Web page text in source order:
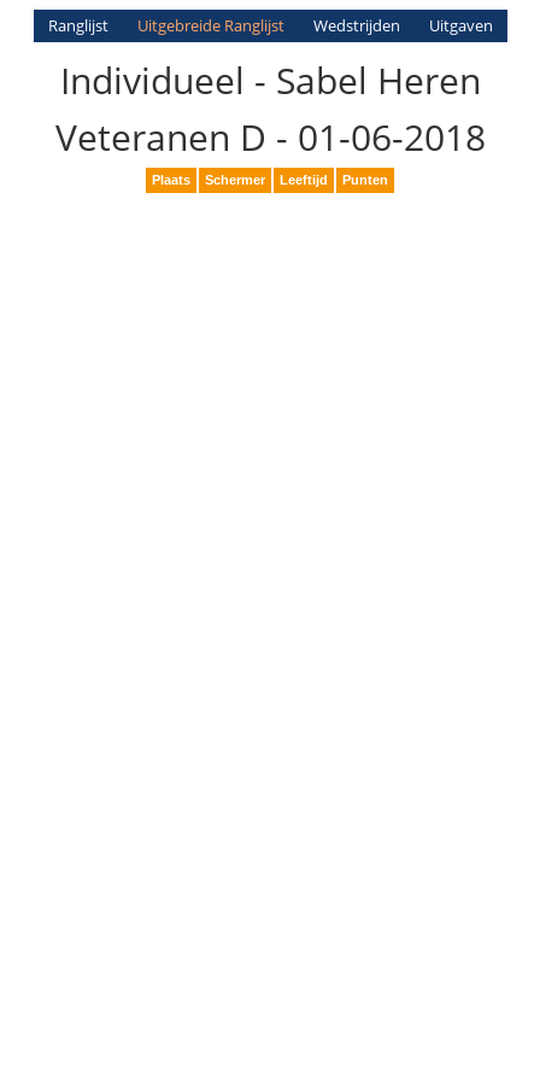
Ranglijst Uitgebreide Ranglijst Wedstrijden Uitgaven
Individueel - Sabel Heren
Veteranen D - 01-06-2018
Plaats Schermer Leeftijd Punten